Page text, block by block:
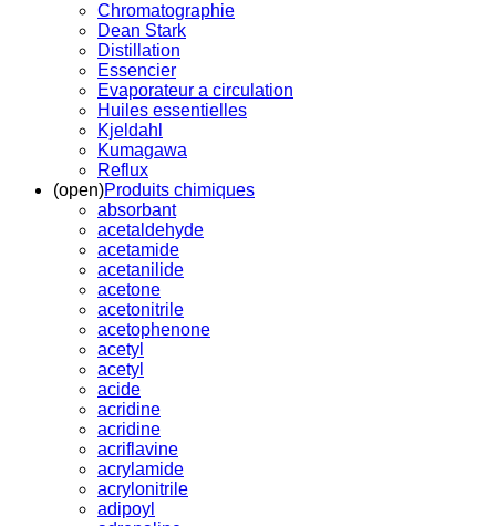
Chromatographie
Dean Stark
Distillation
Essencier
Evaporateur a circulation
Huiles essentielles
Kjeldahl
Kumagawa
Reflux
(open)Produits chimiques
absorbant
acetaldehyde
acetamide
acetanilide
acetone
acetonitrile
acetophenone
acetyl
acetyl
acide
acridine
acridine
acriflavine
acrylamide
acrylonitrile
adipoyl